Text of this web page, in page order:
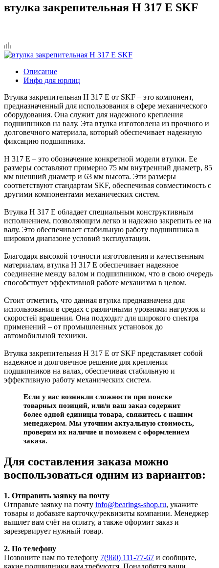
втулка закрепительная H 317 E SKF
Описание
Инфо для юрлиц
Втулка закрепительная H 317 E от SKF – это компонент,
предназначенный для использования в сфере механического
оборудования. Она служит для надежного крепления
подшипников на валу. Эта втулка изготовлена из прочного и
долговечного материала, который обеспечивает надежную
фиксацию подшипника.
H 317 E – это обозначение конкретной модели втулки. Ее
размеры составляют примерно 75 мм внутренний диаметр, 85
мм внешний диаметр и 63 мм высота. Эти размеры
соответствуют стандартам SKF, обеспечивая совместимость с
другими компонентами механических систем.
Втулка H 317 E обладает специальным конструктивным
исполнением, позволяющим легко и надежно закрепить ее на
валу. Это обеспечивает стабильную работу подшипника в
широком диапазоне условий эксплуатации.
Благодаря высокой точности изготовления и качественным
материалам, втулка H 317 E обеспечивает надежное
соединение между валом и подшипником, что в свою очередь
способствует эффективной работе механизма в целом.
Стоит отметить, что данная втулка предназначена для
использования в средах с различными уровнями нагрузок и
скоростей вращения. Она подходит для широкого спектра
применений – от промышленных установок до
автомобильной техники.
Втулка закрепительная H 317 E от SKF представляет собой
надежное и долговечное решение для крепления
подшипников на валах, обеспечивая стабильную и
эффективную работу механических систем.
Если у вас возникли сложности при поиске
товарных позиций, или/и ваш заказ содержит
более одной единицы товара, свяжитесь с нашим
менеджером. Мы уточним актуальную стоимость,
проверим их наличие и поможем с оформлением
заказа.
Для составления заказа можно
воспользоваться одним из вариантов:
1. Отправить заявку на почту
Отправьте заявку на почту info@bearings-shop.ru, укажите
товары и добавьте карточку/реквизиты компании. Менеджер
вышлет вам счёт на оплату, а также оформит заказ и
зарезервирует нужный товар.
2. По телефону
Позвоните нам по телефону 7(960) 111-77-67 и сообщите,
какие подшипники вам требуются. Понадобятся ваши